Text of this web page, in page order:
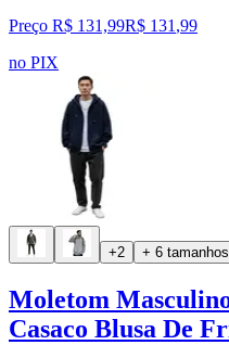
Preço R$ 131,99R$ 131 ,99
no PIX
+2 + 6 tamanhos
Moletom
Casaco Blusa De